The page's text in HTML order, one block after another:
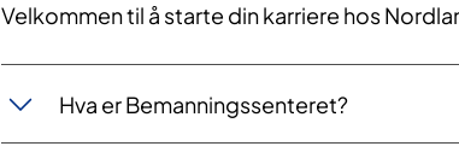
​Velkommen til å starte din karriere hos
​​Hva ​er Bemanningssenteret?